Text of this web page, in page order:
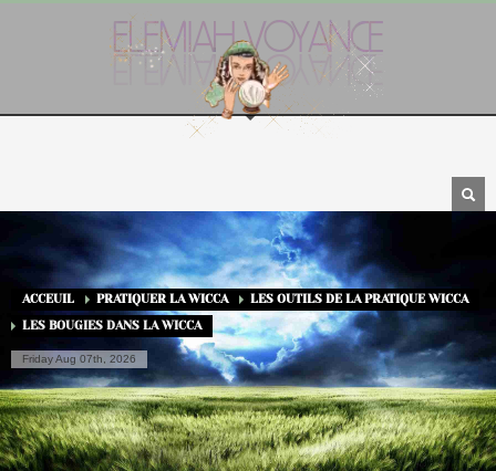
ACCEUIL PRATIQUER LA WICCA
LES OUTILS DE LA PRATIQUE WICCA
LES BOUGIES DANS LA WICCA
Friday Aug 07th, 2026